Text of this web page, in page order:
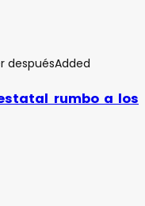
despuésAdded
rumbo a los